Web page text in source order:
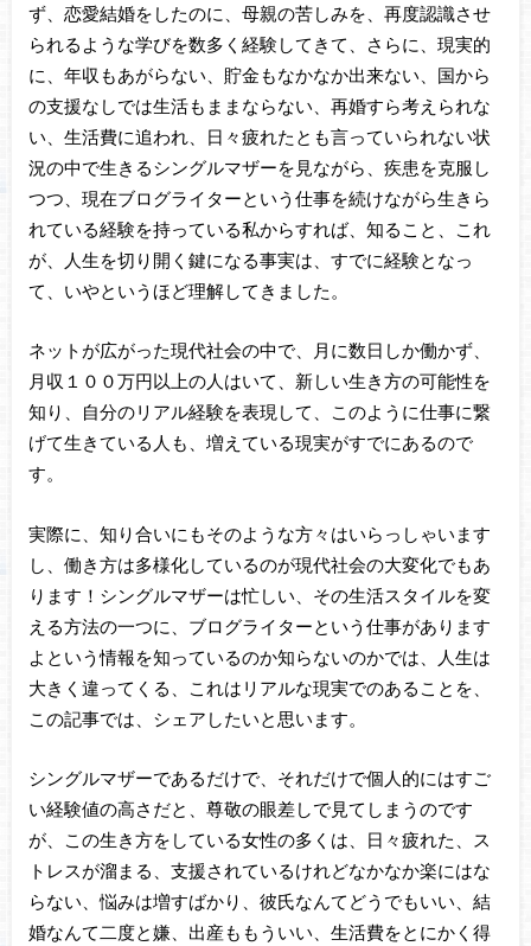
ず、恋愛結婚をしたのに、母親の苦しみを、再度認識させ
られるような学びを数多く経験してきて、さらに、現実的
に、年収もあがらない、貯金もなかなか出来ない、国から
の支援なしでは生活もままならない、再婚すら考えられな
い、生活費に追われ、日々疲れたとも言っていられない状
況の中で生きるシングルマザーを見ながら、疾患を克服し
つつ、現在ブログライターという仕事を続けながら生きら
れている経験を持っている私からすれば、知ること、これ
が、人生を切り開く鍵になる事実は、すでに経験となっ
て、いやというほど理解してきました。
ネットが広がった現代社会の中で、月に数日しか働かず、
月収１００万円以上の人はいて、新しい生き方の可能性を
知り、自分のリアル経験を表現して、このように仕事に繋
げて生きている人も、増えている現実がすでにあるので
す。
実際に、知り合いにもそのような方々はいらっしゃいます
し、働き方は多様化しているのが現代社会の大変化でもあ
ります！シングルマザーは忙しい、その生活スタイルを変
える方法の一つに、ブログライターという仕事があります
よという情報を知っているのか知らないのかでは、人生は
大きく違ってくる、これはリアルな現実でのあることを、
この記事では、シェアしたいと思います。
シングルマザーであるだけで、それだけで個人的にはすご
い経験値の高さだと、尊敬の眼差しで見てしまうのです
が、この生き方をしている女性の多くは、日々疲れた、ス
トレスが溜まる、支援されているけれどなかなか楽にはな
らない、悩みは増すばかり、彼氏なんてどうでもいい、結
婚なんて二度と嫌、出産ももういい、生活費をとにかく得